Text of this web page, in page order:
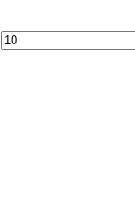
Maks
kaina